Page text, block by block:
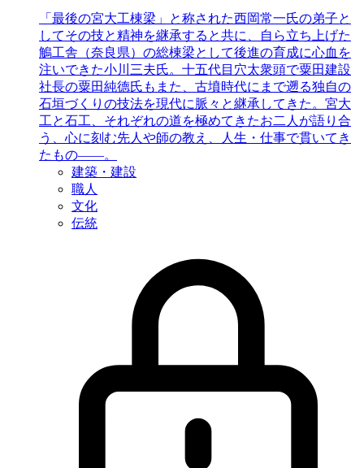
「最後の宮大工棟梁」と称された西岡常一氏の弟子と
してその技と精神を継承すると共に、自ら立ち上げた
鵤工舎（奈良県）の総棟梁として後進の育成に心血を
注いできた小川三夫氏。十五代目穴太衆頭で粟田建設
社長の粟田純德氏もまた、古墳時代にまで遡る独自の
石垣づくりの技法を現代に脈々と継承してきた。宮大
工と石工、それぞれの道を極めてきたお二人が語り合
う、心に刻む先人や師の教え、人生・仕事で貫いてき
たもの――。
建築・建設
職人
文化
伝統